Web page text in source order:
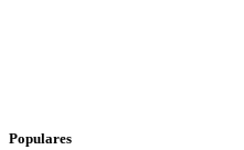
Populares